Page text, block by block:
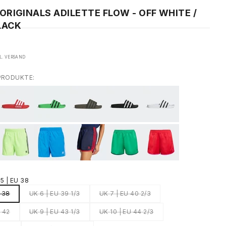
ADILETTE FLOW - OFF WHITE /
VERSAND
| EU 38
38
UK 6 | EU 39 1/3 UK 7 | EU 40 2/3
42 UK 9 | EU 43 1/3 UK 10 | EU 44 2/3